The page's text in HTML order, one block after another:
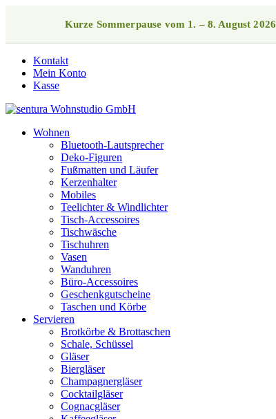
Kurze Sommerpause vom 1. – 8. August 2026
Kontakt
Mein Konto
Kasse
Wohnen
Bluetooth-Lautsprecher
Deko-Figuren
Fußmatten und Läufer
Kerzenhalter
Mobiles
Teelichter & Windlichter
Tisch-Accessoires
Tischwäsche
Tischuhren
Vasen
Wanduhren
Büro-Accessoires
Geschenkgutscheine
Taschen und Körbe
Servieren
Brotkörbe & Brottaschen
Schale, Schüssel
Gläser
Biergläser
Champagnergläser
Cocktailgläser
Cognacgläser